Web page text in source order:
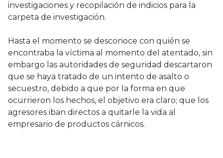
investigaciones y recopilación de indicios para la
carpeta de investigación.
Hasta el momento se desconoce con quién se
encontraba la víctima al momento del atentado, sin
embargo las autoridades de seguridad descartaron
que se haya tratado de un intento de asalto o
secuestro, debido a que por la forma en que
ocurrieron los hechos, el objetivo era claro; que los
agresores iban directos a quitarle la vida al
empresario de productos cárnicos.